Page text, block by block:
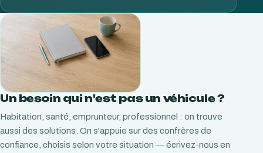
Un besoin qui n'est pas un véhicule ?
Habitation, santé, emprunteur, professionnel : on trouve
aussi des solutions. On s'appuie sur des confrères de
confiance, choisis selon votre situation — écrivez-nous en